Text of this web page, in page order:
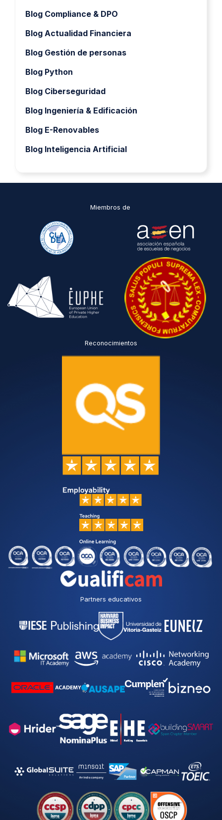
Blog Compliance & DPO
Blog Actualidad Financiera
Blog Gestión de personas
Blog Python
Blog Ciberseguridad
Blog Ingeniería & Edificación
Blog E-Renovables
Blog Inteligencia Artificial
Miembros de
Reconocimientos
Partners educativos